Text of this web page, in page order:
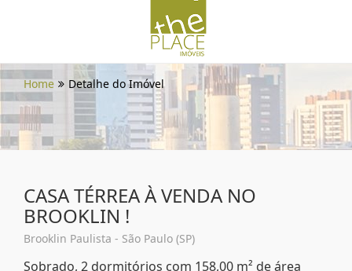
Home Detalhe do Imóvel
CASA TÉRREA À VENDA NO
BROOKLIN !
Brooklin Paulista - São Paulo (SP)
Sobrado, 2 dormitórios com 158,00 m² de área